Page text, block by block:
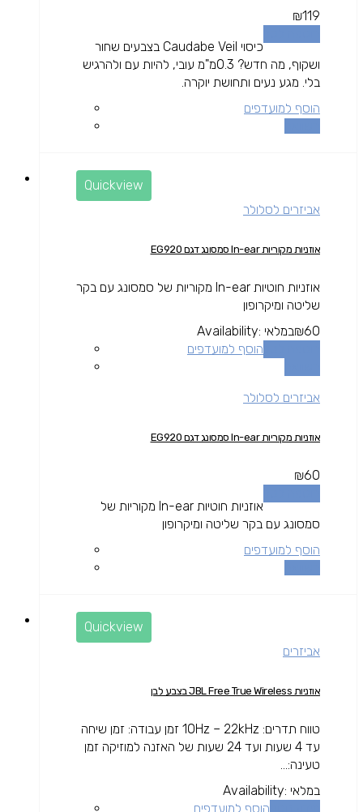
₪119
כיסוי Caudabe Veil בצבעים שחור
ושקוף, מה חדש? 0.3מ"מ עובי, להיות עם ולהרגיש
בלי. מגע נעים ותחושת יוקרה.
הוסף למועדפים
Quickview
אביזרים לסלולר
אוזניות מקוריות In-ear סמסונג דגם EG920
אוזניות חוטיות In-ear מקוריות של סמסונג עם בקר
שליטה ומיקרופון
₪60
Availability: במלאי
הוסף למועדפים
אביזרים לסלולר
אוזניות מקוריות In-ear סמסונג דגם EG920
₪60
אוזניות חוטיות In-ear מקוריות של
סמסונג עם בקר שליטה ומיקרופון
הוסף למועדפים
Quickview
אביזרים
אוזניות JBL Free True Wireless בצבע לבן
טווח תדרים: 10Hz – 22kHz זמן עבודה: זמן שיחה
עד 4 שעות ועד 24 שעות של האזנה למוזיקה זמן
טעינה:...
Availability: במלאי
הוסף למועדפים